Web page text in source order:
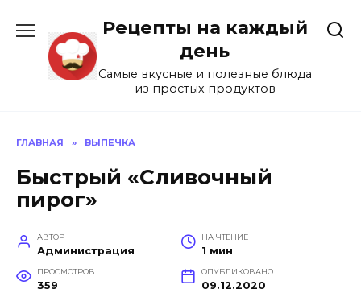
содержанию
Рецепты на каждый
день
Самые вкусные и полезные блюда
из простых продуктов
ГЛАВНАЯ » ВЫПЕЧКА
Быстрый «Сливочный
пирог»
АВТОР
Администрация
НА ЧТЕНИЕ
1 мин
ПРОСМОТРОВ
359
ОПУБЛИКОВАНО
09.12.2020